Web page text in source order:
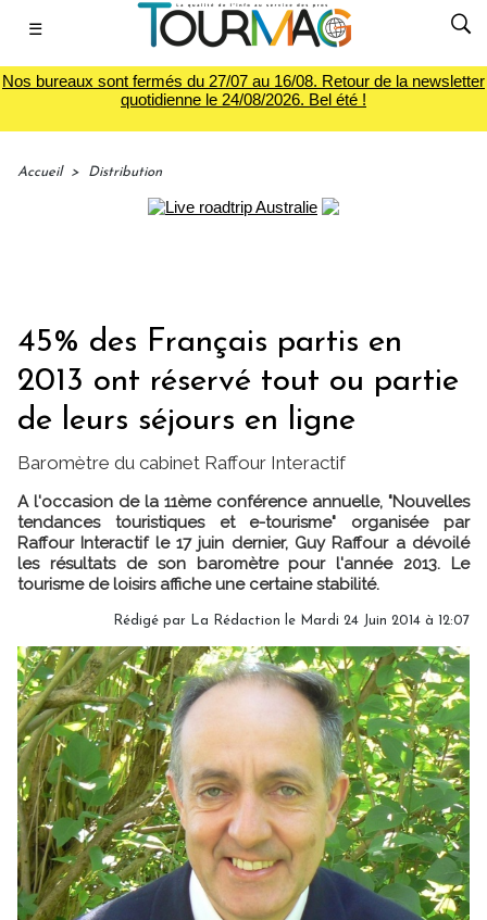
☰
Nos bureaux sont fermés du 27/07 au 16/08. Retour de la newsletter
quotidienne le 24/08/2026. Bel été !
Accueil > Distribution
45% des Français partis en
2013 ont réservé tout ou partie
de leurs séjours en ligne
Baromètre du cabinet Raffour Interactif
A l'occasion de la 11ème conférence annuelle, "Nouvelles
tendances touristiques et e-tourisme" organisée par
Raffour Interactif le 17 juin dernier, Guy Raffour a dévoilé
les résultats de son baromètre pour l'année 2013. Le
tourisme de loisirs affiche une certaine stabilité.
Rédigé par La Rédaction le Mardi 24 Juin 2014 à 12:07